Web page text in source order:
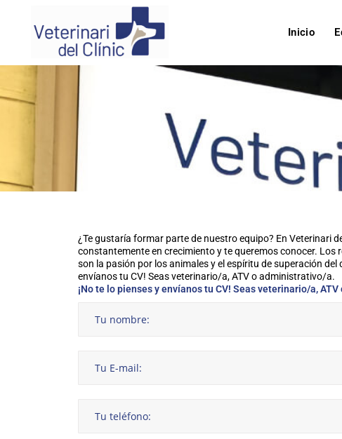
Inicio
¿Te gustaría formar parte de nuestro equipo? En Veterinari
constantemente en crecimiento y te queremos conocer. Los
son la pasión por los animales y el espíritu de superación del
envíanos tu CV! Seas veterinario/a, ATV o administrativo/a.
¡No te lo pienses y envíanos tu CV! Seas veterinario/a,